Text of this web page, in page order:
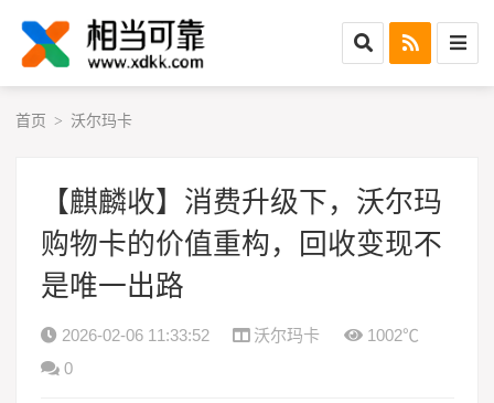
首页 > 沃尔玛卡
【麒麟收】消费升级下，沃尔玛
购物卡的价值重构，回收变现不
是唯一出路
2026-02-06 11:33:52 沃尔玛卡
1002℃
0